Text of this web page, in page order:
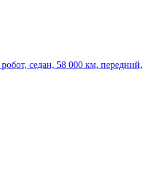
седан, 58 000 км, передний,